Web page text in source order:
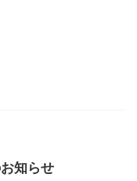
知らせ